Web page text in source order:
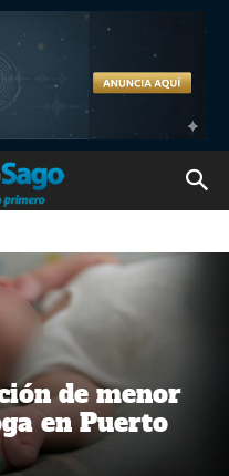
de menor
en Puerto